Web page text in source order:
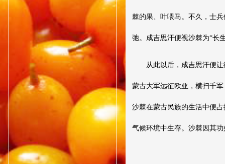
棘的果、叶喂马。不久，士
弛。成吉思汗便视沙棘为“长
从此以后，成吉思汗便让
蒙古大军远征欧亚，横扫千
沙棘在蒙古民族的生活中便
气候环境中生存。沙棘因其